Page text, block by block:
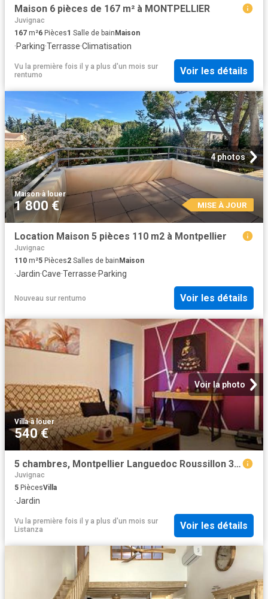
Maison 6 pièces de 167 m² à MONTPELLIER
Juvignac
167 m²6 Pièces1 Salle de bain Maison
·Parking·Terrasse·Climatisation
Vu la première fois il y a plus d'un mois sur
rentumo
Voir les détails
4 photos
Maison·à louer
1 800 € MISE À JOUR
Location Maison 5 pièces 110 m2 à Montpellier
Juvignac
110 m²5 Pièces2 Salles de bainMaison
·Jardin·Cave·Terrasse·Parking
Nouveau sur rentumo Voir les détails
Voir la photo
Villa·à louer
540 €
5 chambres, Montpellier Languedoc Roussillon 34000 96312098
Juvignac
5 PiècesVilla
·Jardin
Vu la première fois il y a plus d'un mois sur
Listanza
Voir les détails